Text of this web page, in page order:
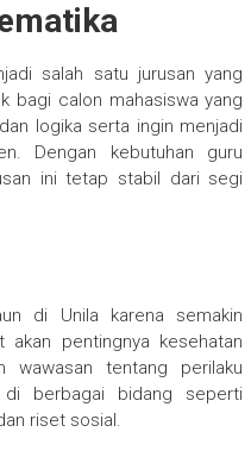
salah satu jurusan yang
bagi calon mahasiswa yang
logika serta ingin menjadi
Dengan kebutuhan guru
ini tetap stabil dari segi
di Unila karena semakin
akan pentingnya kesehatan
wawasan tentang perilaku
berbagai bidang seperti
riset sosial.